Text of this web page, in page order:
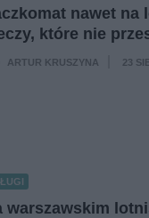
nawet na
które nie
ARTUR KRUSZYNA 23
warszawskim